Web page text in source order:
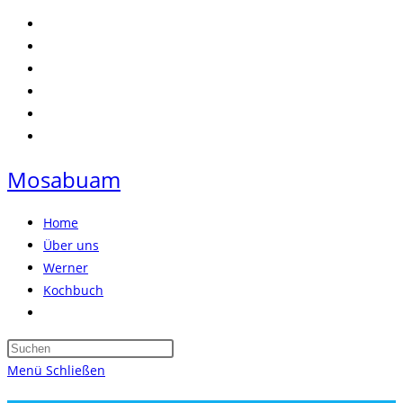
Zum
Inhalt
springen
Mosabuam
Home
Über uns
Werner
Kochbuch
umschalten
Press
Menü Schließen